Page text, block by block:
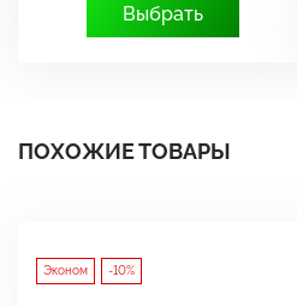
Выбрать
ПОХОЖИЕ ТОВАРЫ
Эконом -10%